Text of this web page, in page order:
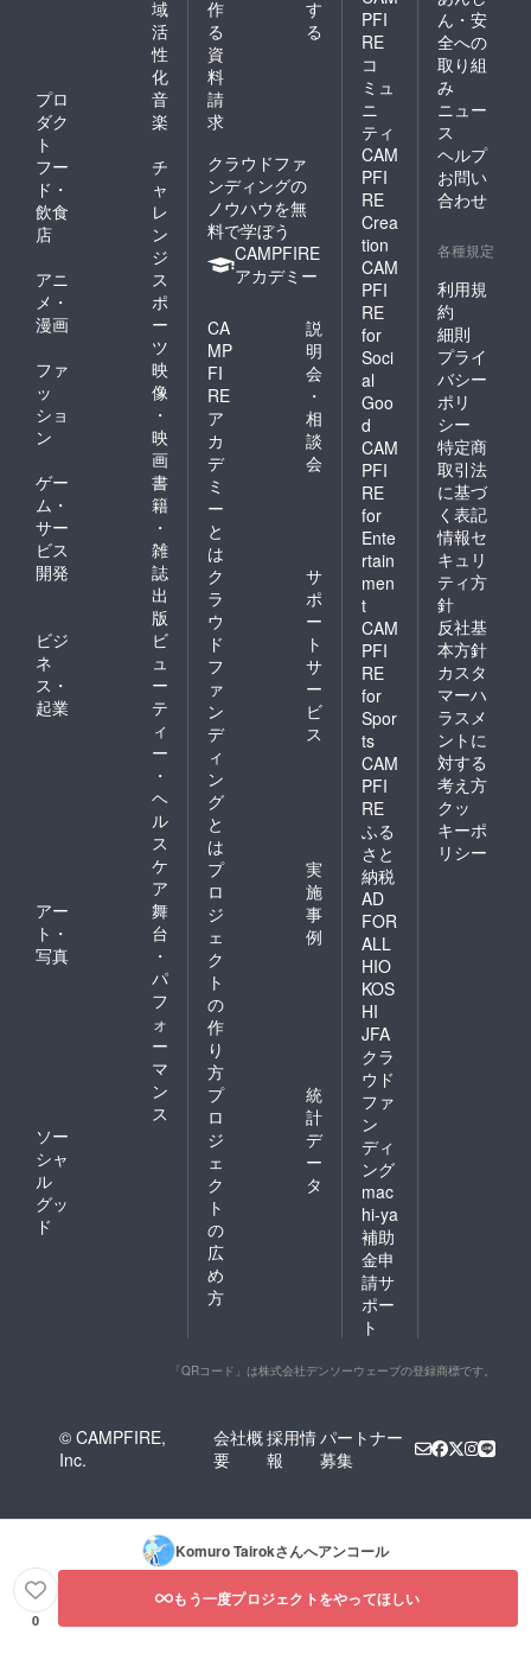
域
活
性
化
プロ
ダク
ト
音
楽
フー
ド・
飲食
店
チ
ャ
レ
ン
ジ
アニ
メ・
漫画
ス
ポ
ー
ツ
ファ
ッ
ショ
ン
映
像
・
映
画
ゲー
ム・
サー
ビス
開発
書
籍
・
雑
誌
出
版
ビジ
ネ
ス・
起業
ビ
ュ
ー
テ
ィ
ー
・
ヘ
ル
ス
ケ
ア
アー
ト・
写真
舞
台
・
パ
フ
ォ
ー
マ
ン
ス
ソー
シャ
ル
グッ
ド
作
る
す
る
資
料
請
求
クラウドファ
ンディングの
ノウハウを無
料で学ぼう
CAMPFIRE
アカデミー
CA
MP
FI
RE
ア
カ
デ
ミ
ー
と
は
説
明
会
・
相
談
会
ク
ラ
ウ
ド
フ
ァ
ン
デ
ィ
ン
グ
と
は
サ
ポ
ー
ト
サ
ー
ビ
ス
プ
ロ
ジ
ェ
ク
ト
の
作
り
方
実
施
事
例
プ
ロ
ジ
ェ
ク
ト
の
広
め
方
統
計
デ
ー
タ
PFI
RE
コ
ミュ
ニ
ティ
CAM
PFI
RE
Crea
tion
CAM
PFI
RE
for
Soci
al
Goo
d
CAM
PFI
RE
for
Ente
rtain
men
t
CAM
PFI
RE
for
Spor
ts
CAM
PFI
RE
ふる
さと
納税
AD
FOR
ALL
HIO
KOS
HI
JFA
クラ
ウド
ファ
ン
ディ
ング
mac
hi-ya
補助
金申
請サ
ポー
ト
ん・安
全への
取り組
み
ニュー
ス
ヘルプ
お問い
合わせ
各種規定
利用規
約
細則
プライ
バシー
ポリ
シー
特定商
取引法
に基づ
く表記
情報セ
キュリ
ティ方
針
反社基
本方針
カスタ
マーハ
ラスメ
ントに
対する
考え方
クッ
キーポ
リシー
「QRコード」は株式会社デンソーウェーブの登録商標です。
© CAMPFIRE,
Inc.
会社概
要
採用情
報
パートナー
募集
Komuro Tairokさんへアンコール
0
もう一度プロジェクトをやってほしい